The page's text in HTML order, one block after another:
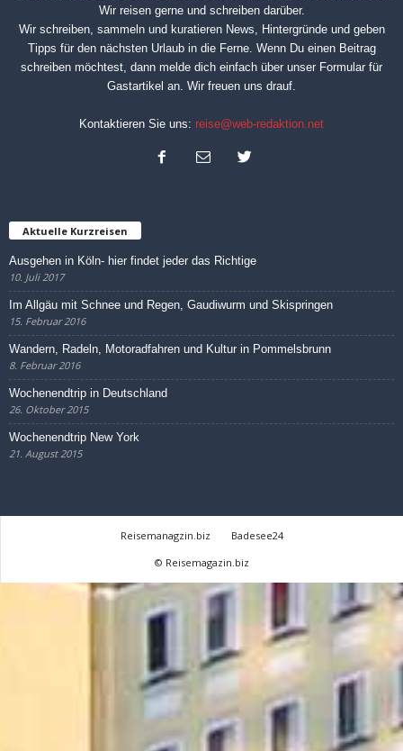
Wir reisen gerne und schreiben darüber.
Wir schreiben, sammeln und kuratieren News, Hintergründe und geben
Tipps für den nächsten Urlaub in die Ferne. Wenn Du einen Beitrag
schreiben möchtest, dann melde dich einfach über unser Formular für
Gastartikel an. Wir freuen uns drauf.
Kontaktieren Sie uns: reise@web-redaktion.net
Aktuelle Kurzreisen
Ausgehen in Köln- hier findet jeder das Richtige
10. Juli 2017
Im Allgäu mit Schnee und Regen, Gaudiwurm und Skispringen
15. Februar 2016
Wandern, Radeln, Motoradfahren und Kultur in Pommelsbrunn
8. Februar 2016
Wochenendtrip in Deutschland
26. Oktober 2015
Wochenendtrip New York
21. August 2015
Reisemanagzin.biz
Badesee24
© Reisemagazin.biz